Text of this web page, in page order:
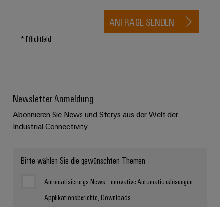
* Pflichtfeld
ANFRAGE SENDEN
Newsletter Anmeldung
Abonnieren Sie News und Storys aus der Welt der
Industrial Connectivity
Bitte wählen Sie die gewünschten Themen
Automatisierungs-News - Innovative Automationslösungen,
Applikationsberichte, Downloads